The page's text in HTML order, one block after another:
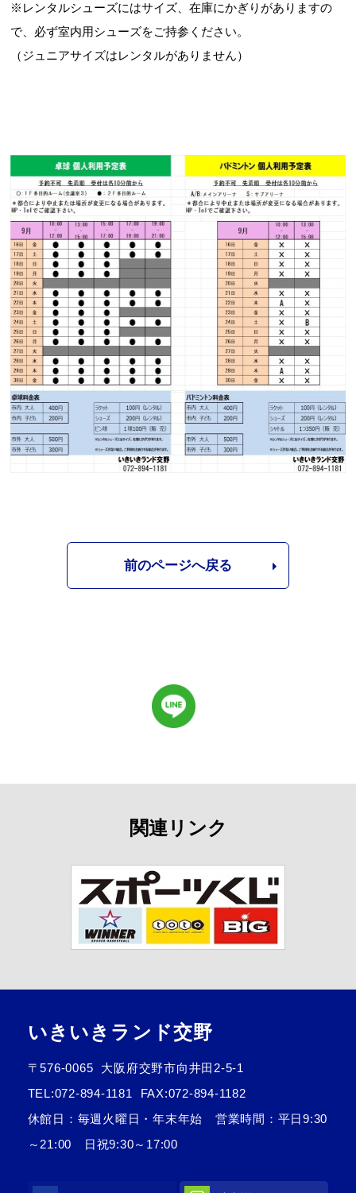
※レンタルシューズにはサイズ、在庫にかぎりがありますの
で、必ず室内用シューズをご持参ください。
（ジュニアサイズはレンタルがありません）
前のページへ戻る
関連リンク
いきいきランド交野
〒576-0065
大阪府交野市向井田2-5-1
TEL:072-894-1181
FAX:072-894-1182
休館日：毎週火曜日・年末年始 営業時間：平日9:30
～21:00 日祝9:30～17:00